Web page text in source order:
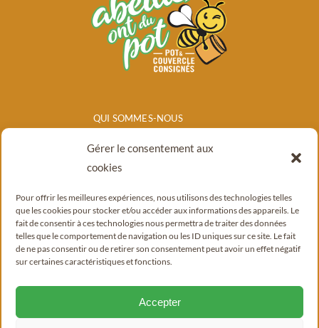
Gérer le consentement aux
cookies
Pour offrir les meilleures expériences, nous utilisons des technologies telles
que les cookies pour stocker et/ou accéder aux informations des appareils. Le
fait de consentir à ces technologies nous permettra de traiter des données
telles que le comportement de navigation ou les ID uniques sur ce site. Le fait
de ne pas consentir ou de retirer son consentement peut avoir un effet négatif
sur certaines caractéristiques et fonctions.
Accepter
QUI SOMMES-NOUS
NOS PRODUITS
POINTS DE
BLOG
CONTACT
© Copyright 2022 - 2026 |Mentions légales|Politique de confidentialité|